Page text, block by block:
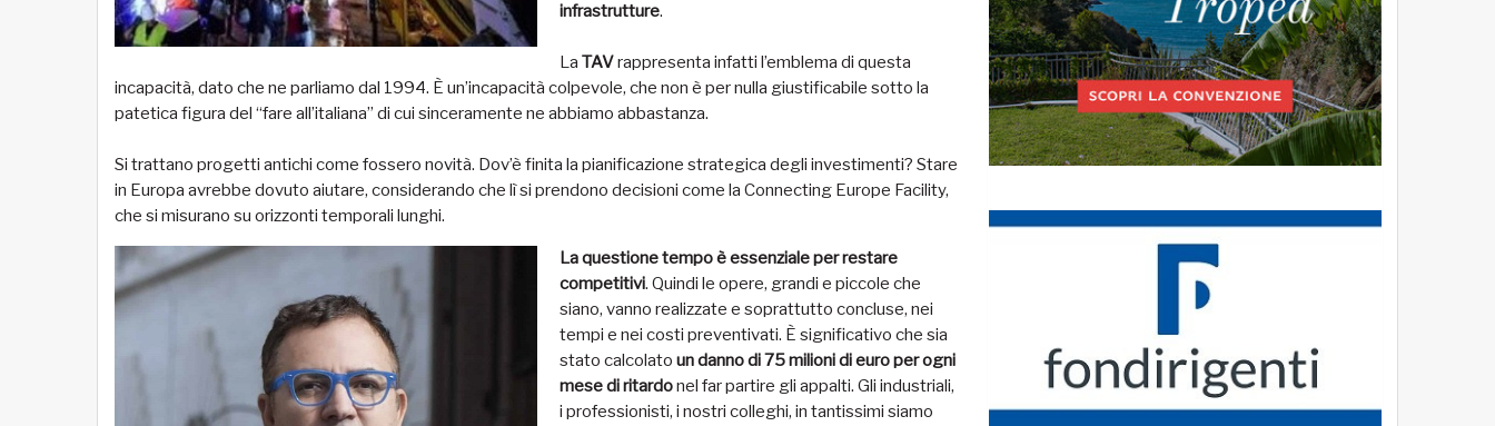
infrastrutture.
La TAVrappresenta infatti l’emblema di questa
incapacità, dato che ne parliamo dal 1994. È un’incapacità colpevole, che non è per nulla giustificabile sotto la
patetica figura del “fare all’italiana” di cui sinceramente ne abbiamo abbastanza.
Si trattano progetti antichi come fossero novità. Dov’è finita la pianificazione strategica degli investimenti? Stare
in Europa avrebbe dovuto aiutare, considerando che lì si prendono decisioni come la Connecting Europe Facility,
che si misurano su orizzonti temporali lunghi.
La questione tempo è essenziale per restare
competitivi. Quindi le opere, grandi e piccole che
siano, vanno realizzate e soprattutto concluse, nei
tempi e nei costi preventivati. È significativo che sia
stato calcolato un danno di 75 milioni di euro per ogni
mese di ritardonel far partire gli appalti. Gli industriali,
i professionisti, i nostri colleghi, in tantissimi siamo